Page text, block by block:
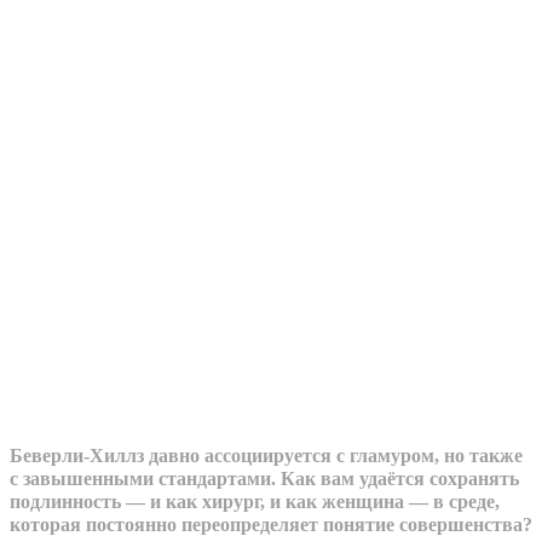
Беверли-Хиллз давно ассоциируется с гламуром, но также
с завышенными стандартами. Как вам удаётся сохранять
подлинность — и как хирург, и как женщина — в среде,
которая постоянно переопределяет понятие совершенства?